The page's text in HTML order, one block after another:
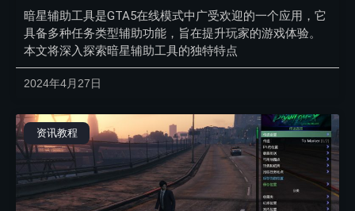
暗星辅助工具是GTA5在线模式中广受欢迎的一个应用，它
具备多种任务类型辅助功能，旨在提升玩家的游戏体验。
本文将深入探索暗星辅助工具的独特特点
2024年4月27日
资讯教程